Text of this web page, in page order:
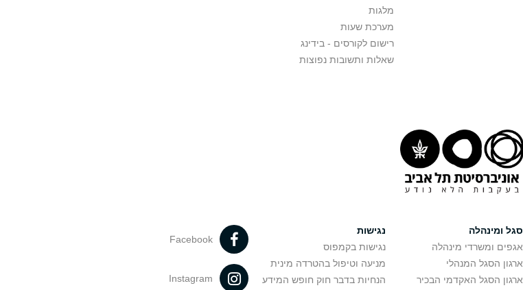
מלגות
מערכת שעות
רישום לקורסים - בידינג
שאלות ותשובות נפוצות
סגל ומינהלה
אגפים ומשרדי מינהלה
ארגון הסגל המנהלי
ארגון הסגל האקדמי הבכיר
נגישות
נגישות בקמפוס
מניעה וטיפול בהטרדה מינית
הנחיות בדבר חוק חופש המידע
Facebook
Instagram